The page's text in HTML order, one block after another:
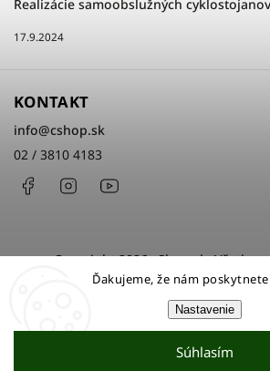
Ďakujeme, že nám
Nastavenie
Súhlasím
Realizácie samoobslužných cyklostojanov
17.9.2024
KONTAKT
info@cshop.sk
02 / 3810 4183
FacebookInstagram
Vytvoril Shoptet
Copyright 2026cShop.sk. Všetky
Upraviť nastavenie
Grafický návrh vytvořil a nakódoval